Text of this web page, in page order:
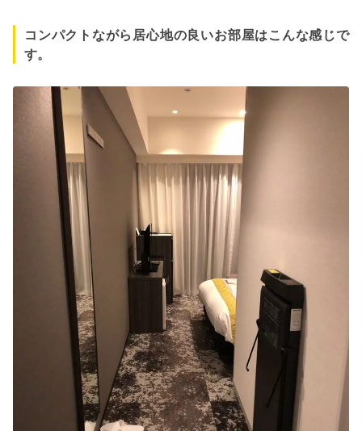
コンパクトながら居心地の良いお部屋はこんな感じで
す。